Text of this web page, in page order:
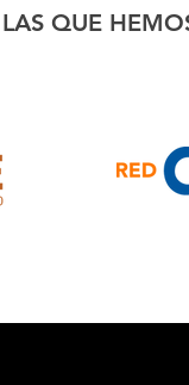
QUE